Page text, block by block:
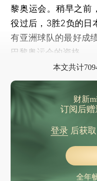
黎奥运会。稍早之前
役过后，3胜2负的日
有亚洲球队的最好成
巴黎奥运会的资格。
本文共计
财新
订阅后
登录后获取
全年